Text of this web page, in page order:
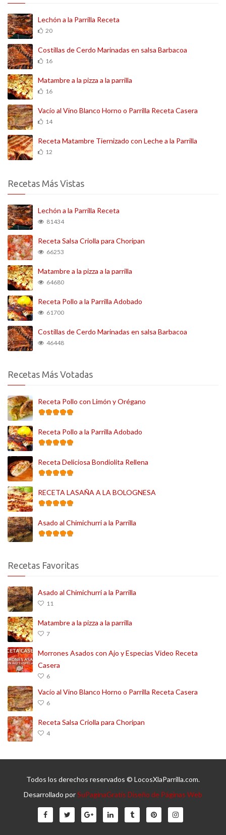
Lechón a la Parrilla Receta
20
Costillas de Cerdo Marinadas en salsa Barbacoa
16
Matambre a la pizza a la parrilla
16
Vacío al Vino Blanco Horno o Parrilla Receta Casera
14
Receta Matambre Tiernizado con Leche a la Parrilla
12
Recetas Más Vistas
Lechón a la Parrilla Receta
81434
Receta Salsa Criolla para Choripan
66253
Matambre a la pizza a la parrilla
64680
Receta Pollo a la Parrilla Adobado
61700
Costillas de Cerdo Marinadas en salsa Barbacoa
46448
Recetas Más Votadas
Receta Pollo con Limón y Orégano
Receta Pollo a la Parrilla Adobado
Receta Deliciosa Bondiolita Rellena
RECETA LASAÑA A LA BOLOGNESA
Asado al Chimichurri a la Parrilla
Recetas Favoritas
Asado al Chimichurri a la Parrilla
11
Matambre a la pizza a la parrilla
7
Morrones Asados con Ajo y Especias Video Receta
Casera
6
Vacío al Vino Blanco Horno o Parrilla Receta Casera
6
Receta Salsa Criolla para Choripan
4
Todos los derechos reservados © LocosXlaParrilla.com.
Desarrollado porSuPaginaGratis Diseño de Páginas Web